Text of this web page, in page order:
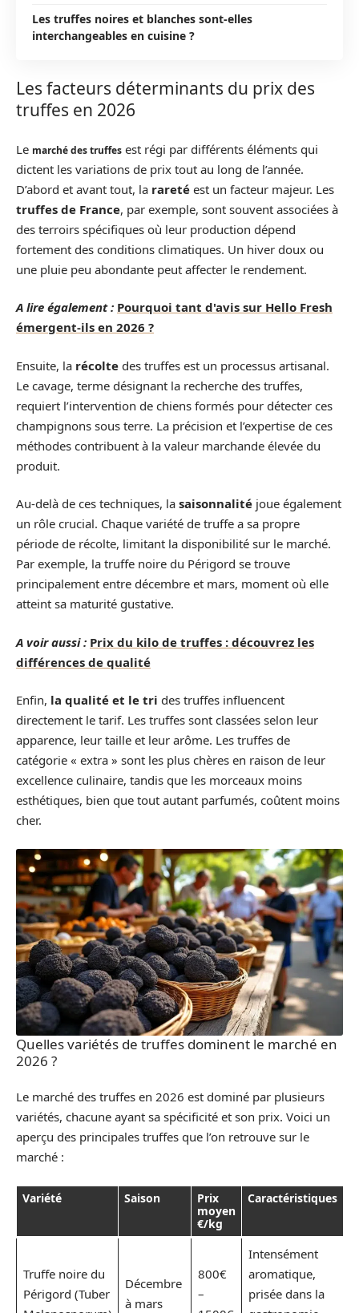
Les truffes noires et blanches sont-elles
interchangeables en cuisine ?
Les facteurs déterminants du prix des
truffes en 2026
Le marché des truffes est régi par différents éléments qui
dictent les variations de prix tout au long de l’année.
D’abord et avant tout, la rareté est un facteur majeur. Les
truffes de France, par exemple, sont souvent associées à
des terroirs spécifiques où leur production dépend
fortement des conditions climatiques. Un hiver doux ou
une pluie peu abondante peut affecter le rendement.
A lire également : Pourquoi tant d'avis sur Hello Fresh
émergent-ils en 2026 ?
Ensuite, la récolte des truffes est un processus artisanal.
Le cavage, terme désignant la recherche des truffes,
requiert l’intervention de chiens formés pour détecter ces
champignons sous terre. La précision et l’expertise de ces
méthodes contribuent à la valeur marchande élevée du
produit.
Au-delà de ces techniques, la saisonnalité joue également
un rôle crucial. Chaque variété de truffe a sa propre
période de récolte, limitant la disponibilité sur le marché.
Par exemple, la truffe noire du Périgord se trouve
principalement entre décembre et mars, moment où elle
atteint sa maturité gustative.
A voir aussi : Prix du kilo de truffes : découvrez les
différences de qualité
Enfin, la qualité et le tri des truffes influencent
directement le tarif. Les truffes sont classées selon leur
apparence, leur taille et leur arôme. Les truffes de
catégorie « extra » sont les plus chères en raison de leur
excellence culinaire, tandis que les morceaux moins
esthétiques, bien que tout autant parfumés, coûtent moins
cher.
Quelles variétés de truffes dominent le marché en
2026 ?
Le marché des truffes en 2026 est dominé par plusieurs
variétés, chacune ayant sa spécificité et son prix. Voici un
aperçu des principales truffes que l’on retrouve sur le
marché :
Variété Saison
Prix
moyen
€/kg
Caractéristiques
Truffe noire du
Périgord (Tuber
Décembre
à mars
800€
–
Intensément
aromatique,
prisée dans la